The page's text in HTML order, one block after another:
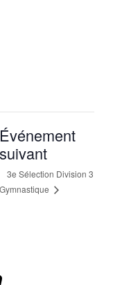
Événement
suivant
3e Sélection Division 3
Gymnastique